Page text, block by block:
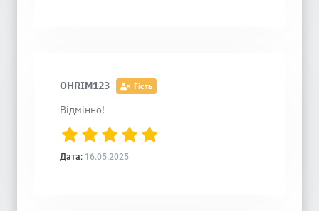
OHRIM123 Гість
Відмінно!
Дата: 16.05.2025